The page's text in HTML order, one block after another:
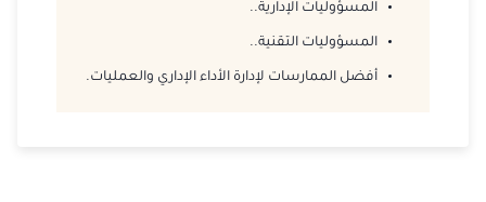
2026-12-28 امستردامالمسؤوليات الإدارية..
المسؤوليات التقنية..
أفضل الممارسات لإدارة الأداء الإداري والعمليات.